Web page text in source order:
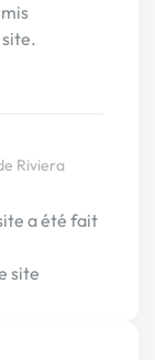
Riviera
a été fait
site